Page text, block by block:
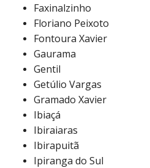
Faxinalzinho
Floriano Peixoto
Fontoura Xavier
Gaurama
Gentil
Getúlio Vargas
Gramado Xavier
Ibiaçá
Ibiraiaras
Ibirapuitã
Ipiranga do Sul